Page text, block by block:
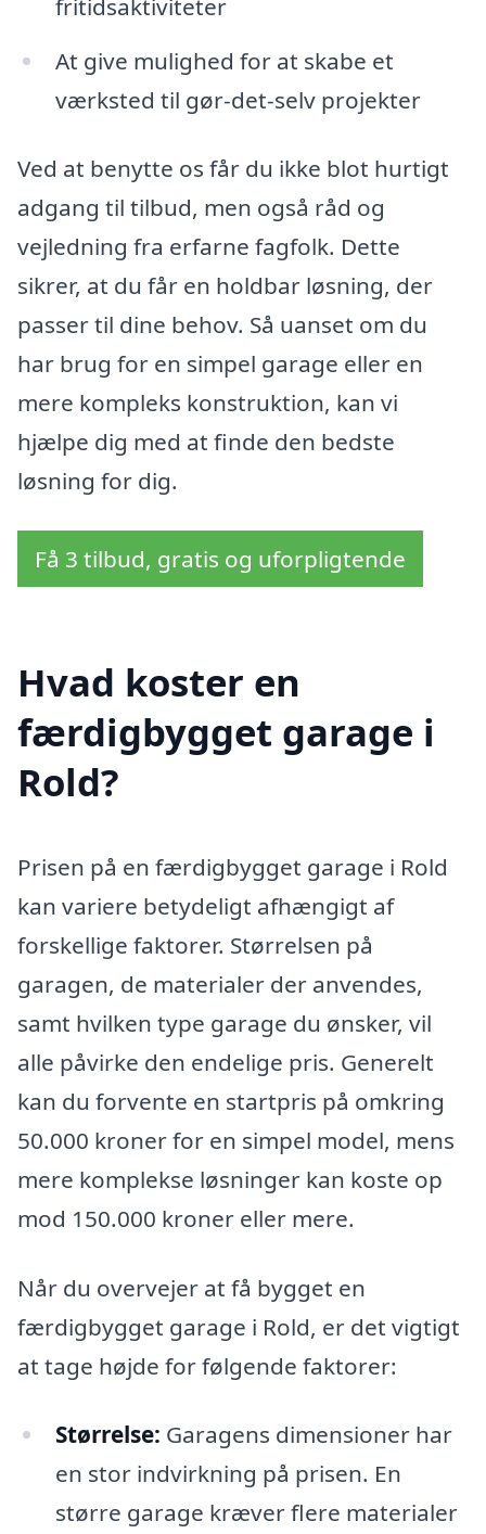
fritidsaktiviteter
At give mulighed for at skabe et
værksted til gør-det-selv projekter
Ved at benytte os får du ikke blot hurtigt
adgang til tilbud, men også råd og
vejledning fra erfarne fagfolk. Dette
sikrer, at du får en holdbar løsning, der
passer til dine behov. Så uanset om du
har brug for en simpel garage eller en
mere kompleks konstruktion, kan vi
hjælpe dig med at finde den bedste
løsning for dig.
Få 3 tilbud, gratis og uforpligtende
Hvad koster en
færdigbygget garage i
Rold?
Prisen på en færdigbygget garage i Rold
kan variere betydeligt afhængigt af
forskellige faktorer. Størrelsen på
garagen, de materialer der anvendes,
samt hvilken type garage du ønsker, vil
alle påvirke den endelige pris. Generelt
kan du forvente en startpris på omkring
50.000 kroner for en simpel model, mens
mere komplekse løsninger kan koste op
mod 150.000 kroner eller mere.
Når du overvejer at få bygget en
færdigbygget garage i Rold, er det vigtigt
at tage højde for følgende faktorer:
Størrelse: Garagens dimensioner har
en stor indvirkning på prisen. En
større garage kræver flere materialer